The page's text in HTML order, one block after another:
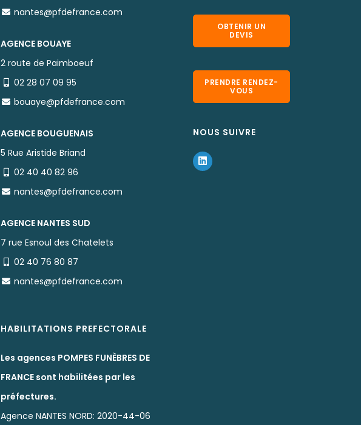
nantes@pfdefrance.com
AGENCE BOUAYE
2 route de Paimboeuf
02 28 07 09 95
bouaye@pfdefrance.com
AGENCE BOUGUENAIS
5 Rue Aristide Briand
02 40 40 82 96
nantes@pfdefrance.com
AGENCE NANTES SUD
7 rue Esnoul des Chatelets
02 40 76 80 87
nantes@pfdefrance.com
HABILITATIONS PREFECTORALE
Les agences POMPES FUNÈBRES DE
FRANCE sont habilitées par les
préfectures.
Agence NANTES NORD: 2020-44-06
OBTENIR UN
DEVIS
PRENDRE RENDEZ-
VOUS
NOUS SUIVRE